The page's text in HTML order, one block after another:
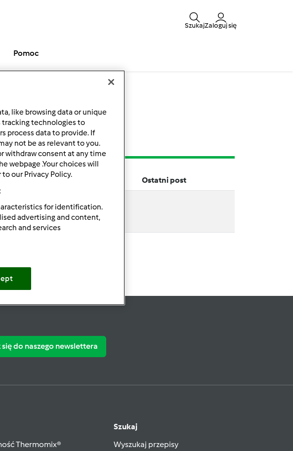
SzukajZaloguj się
Pomoc
Odpowiedzi Ostatni post
się do naszego newslettera
Thermomix®
Szukaj
Wyszukaj przepisy
like browsing data or unique
tracking technologies to
process data to provide. If
not be as relevant to you.
withdraw consent at any time
webpage .Your choices will
our Privacy Policy.
for identification.
advertising and content,
and services